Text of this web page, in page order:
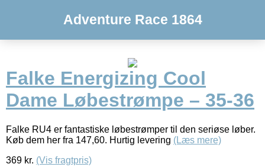
Adventure Race 1864
Falke Energizing Cool
Dame Løbestrømpe – 35-36
Falke RU4 er fantastiske løbestrømper til den seriøse løber.
Køb dem her fra 147,60. Hurtig levering (Læs mere)
369 kr. (Vis fragtpris)